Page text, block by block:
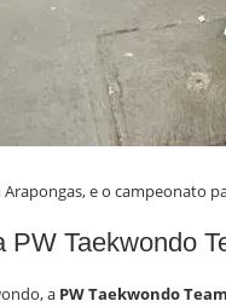
e o campeonato
Taekwondo
a PW Taekwondo Team